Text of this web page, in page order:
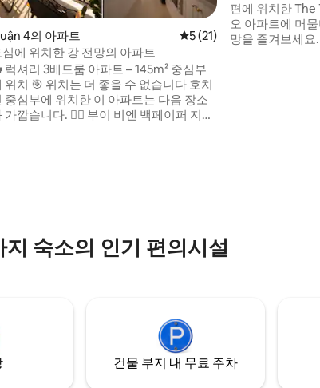
점), 후기 437개
4의 아파트 평점 5점(5점 만점), 후기
5 (21)
심에 위치한 강 전망의 아파트
럭셔리 3베드룸 아파트 – 145m² 중심부
는 더 좋을 수 없습니다 호치
중심부에 위치한 이 아파트는 다음 장소
가깝습니다. 🚶‍♂️ 부이 비엔 백페이퍼 지역
편에 위치한
오 아파트에 머
망을 즐겨보세요
숙소의 인기 편의시설
건물 부지 내 무료 주차